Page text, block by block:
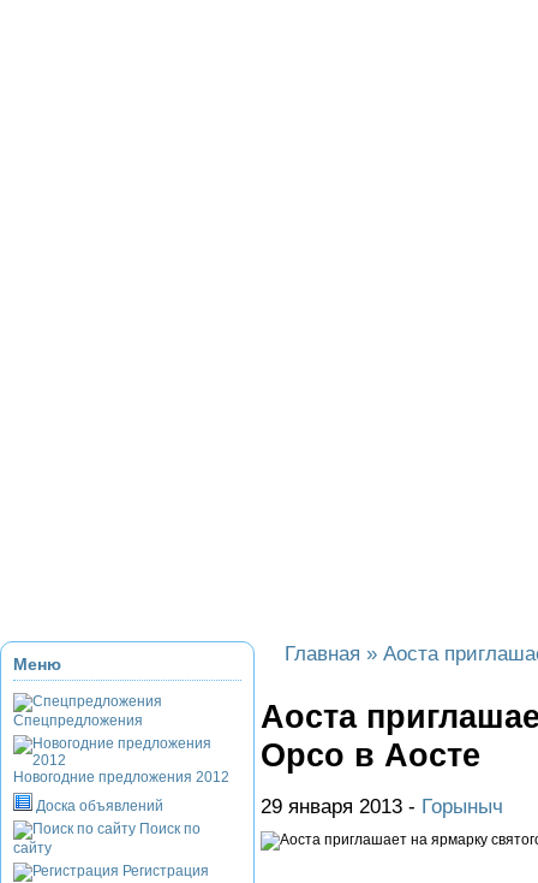
Меню
Спецпредложения
Новогодние предложения 2012
Доска объявлений
Поиск по
сайту
Регистрация
Главная » Аоста
Аоста
Орсо в Аосте
29 января 2013 - Горыныч